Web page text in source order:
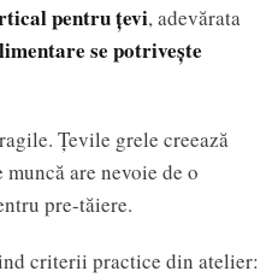
pentru țevi, adevărata
se potrivește
Țevile grele creează
are nevoie de o
pre-tăiere.
criterii practice din atelier: